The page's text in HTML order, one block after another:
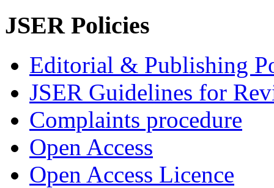
JSER Policies
Editorial & Publishing
JSER Guidelines for
Complaints procedure
Open Access
Open Access Licence